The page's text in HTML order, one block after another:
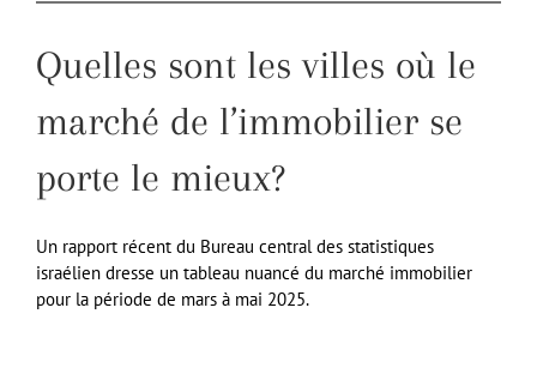
Quelles sont les villes où le
marché de l’immobilier se
porte le mieux?
Un rapport récent du Bureau central des statistiques
israélien dresse un tableau nuancé du marché immobilier
pour la période de mars à mai 2025.